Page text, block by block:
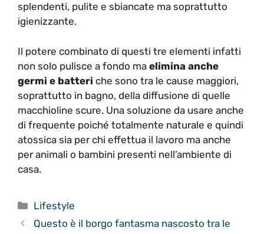
splendenti, pulite e sbiancate ma soprattutto
igienizzante.
Il potere combinato di questi tre elementi infatti
non solo pulisce a fondo ma elimina anche
germi e batteri che sono tra le cause maggiori,
soprattutto in bagno, della diffusione di quelle
macchioline scure. Una soluzione da usare anche
di frequente poiché totalmente naturale e quindi
atossica sia per chi effettua il lavoro ma anche
per animali o bambini presenti nell’ambiente di
casa.
Categorie
Lifestyle
Questo è il borgo fantasma nascosto tra le